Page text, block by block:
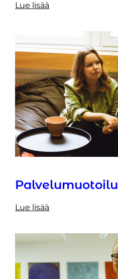
Lue lisää
Palvelumuotoilu
Lue lisää